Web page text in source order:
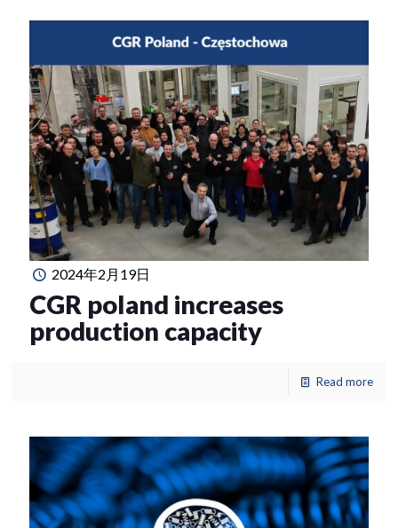
2024年2月19日
CGR poland increases
production capacity
Read more